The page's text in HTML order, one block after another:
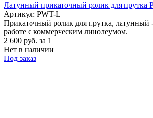
Латунный прикаточный ролик для прутка
Артикул: PWT-L
Прикаточный ролик для прутка, латунный -
работе с коммерческим линолеумом.
2 600 руб. за 1
Нет в наличии
Под заказ